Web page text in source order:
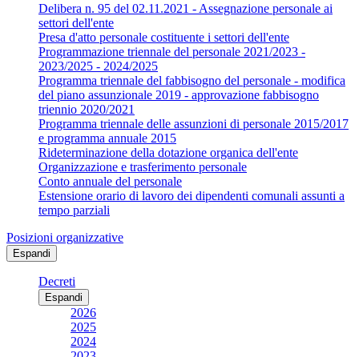
Delibera n. 95 del 02.11.2021 - Assegnazione personale ai
settori dell'ente
Presa d'atto personale costituente i settori dell'ente
Programmazione triennale del personale 2021/2023 -
2023/2025 - 2024/2025
Programma triennale del fabbisogno del personale - modifica
del piano assunzionale 2019 - approvazione fabbisogno
triennio 2020/2021
Programma triennale delle assunzioni di personale 2015/2017
e programma annuale 2015
Rideterminazione della dotazione organica dell'ente
Organizzazione e trasferimento personale
Conto annuale del personale
Estensione orario di lavoro dei dipendenti comunali assunti a
tempo parziali
Posizioni organizzative
Espandi
Decreti
Espandi
2026
2025
2024